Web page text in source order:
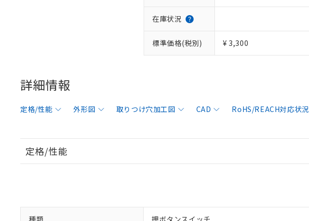
在庫状況
標準価格(税別) ¥ 3,300
詳細情報
定格/性能 外形図 取りつけ穴加工図 CAD RoHS/REACH対応状況
定格/性能
種類 押ボタンスイッチ